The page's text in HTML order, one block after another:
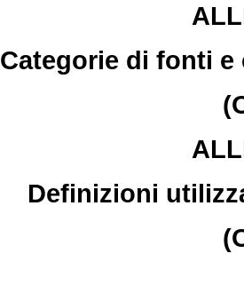
Categorie di fonti e
Definizioni